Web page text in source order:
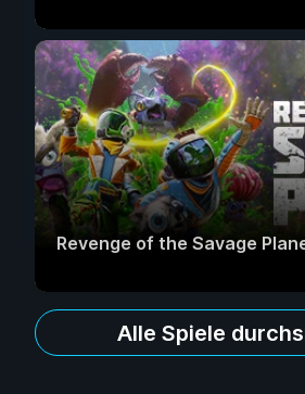
Revenge of the Savage
Alle Spiele